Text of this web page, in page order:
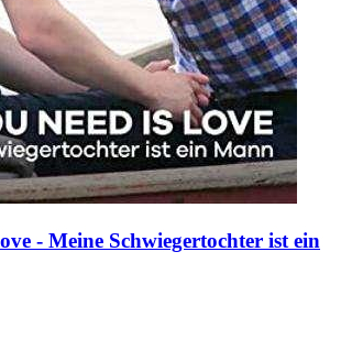
- Meine Schwiegertochter ist ein